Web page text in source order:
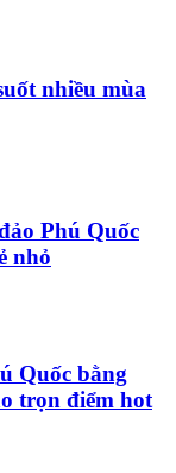
nhiều mùa
Phú Quốc
nhỏ
Quốc bằng
trọn điểm hot